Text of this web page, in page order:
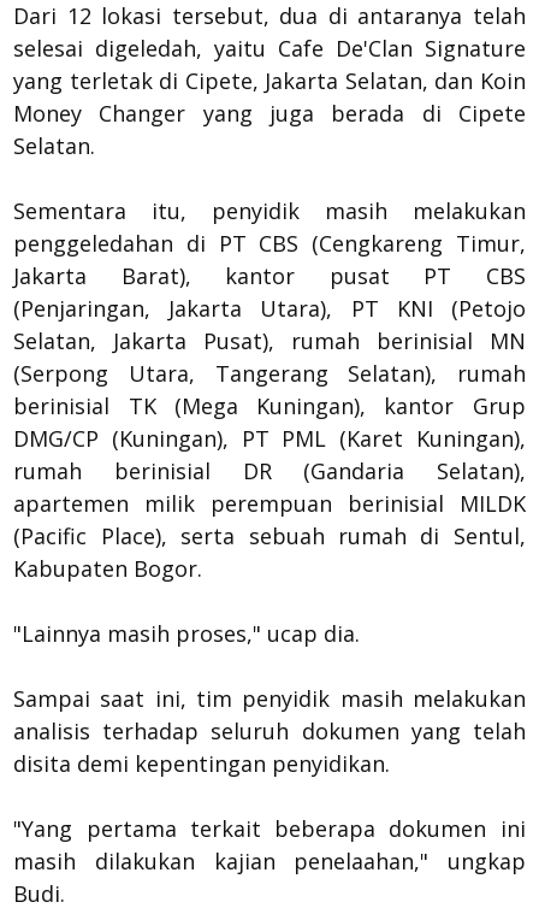
Dari 12 lokasi tersebut, dua di antaranya telah
selesai digeledah, yaitu Cafe De'Clan Signature
yang terletak di Cipete, Jakarta Selatan, dan Koin
Money Changer yang juga berada di Cipete
Selatan.
Sementara itu, penyidik masih melakukan
penggeledahan di PT CBS (Cengkareng Timur,
Jakarta Barat), kantor pusat PT CBS
(Penjaringan, Jakarta Utara), PT KNI (Petojo
Selatan, Jakarta Pusat), rumah berinisial MN
(Serpong Utara, Tangerang Selatan), rumah
berinisial TK (Mega Kuningan), kantor Grup
DMG/CP (Kuningan), PT PML (Karet Kuningan),
rumah berinisial DR (Gandaria Selatan),
apartemen milik perempuan berinisial MILDK
(Pacific Place), serta sebuah rumah di Sentul,
Kabupaten Bogor.
"Lainnya masih proses," ucap dia.
Sampai saat ini, tim penyidik masih melakukan
analisis terhadap seluruh dokumen yang telah
disita demi kepentingan penyidikan.
"Yang pertama terkait beberapa dokumen ini
masih dilakukan kajian penelaahan," ungkap
Budi.